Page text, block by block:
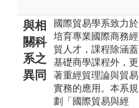
與相
關科
系之
異同
國際貿易學系致力於
培育專業國際商務經
貿人才，課程除涵蓋
基礎商學課程外，更
著重經貿理論與貿易
實務的應用。本系規
劃「國際貿易與經